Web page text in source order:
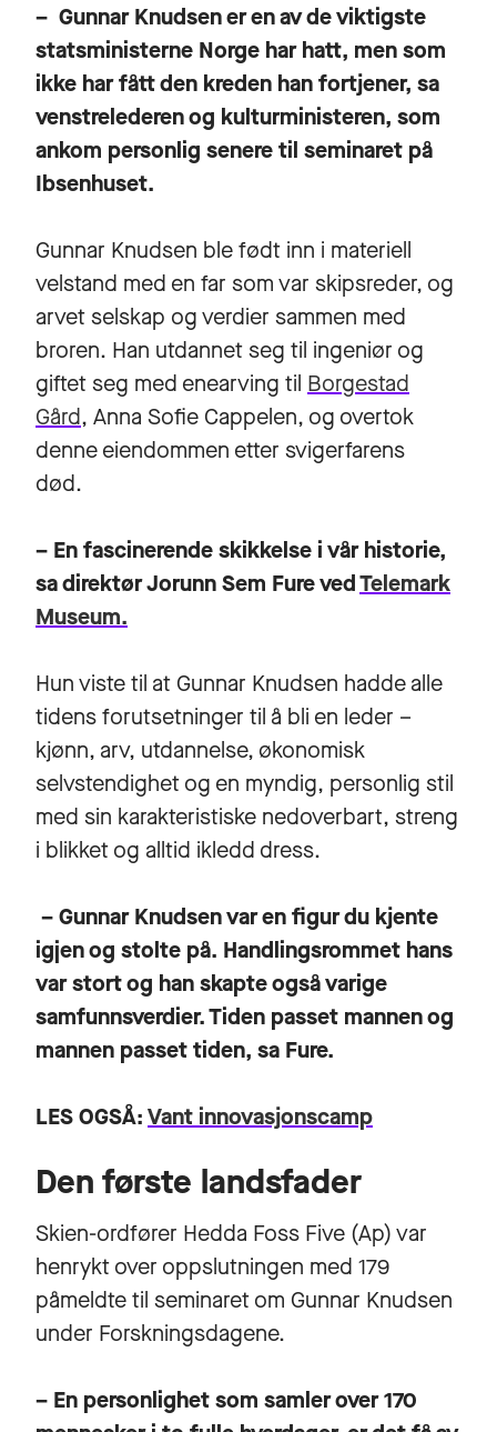
– Gunnar Knudsen er en av de viktigste
statsministerne Norge har hatt, men som
ikke har fått den kreden han fortjener, sa
venstrelederen og kulturministeren, som
ankom personlig senere til seminaret på
Ibsenhuset.
Gunnar Knudsen ble født inn i materiell
velstand med en far som var skipsreder, og
arvet selskap og verdier sammen med
broren. Han utdannet seg til ingeniør og
giftet seg med enearving til Borgestad
Gård, Anna Sofie Cappelen, og overtok
denne eiendommen etter svigerfarens
død.
– En fascinerende skikkelse i vår historie,
sa direktør Jorunn Sem Fure vedTelemark
Museum.
Hun viste til at Gunnar Knudsen hadde alle
tidens forutsetninger til å bli en leder –
kjønn, arv, utdannelse, økonomisk
selvstendighet og en myndig, personlig stil
med sin karakteristiske nedoverbart, streng
i blikket og alltid ikledd dress.
– Gunnar Knudsen var en figur du kjente
igjen og stolte på. Handlingsrommet hans
var stort og han skapte også varige
samfunnsverdier. Tiden passet mannen og
mannen passet tiden, sa Fure.
LES OGSÅ:Vant innovasjonscamp
Den første landsfader
Skien-ordfører Hedda Foss Five (Ap) var
henrykt over oppslutningen med 179
påmeldte til seminaret om Gunnar Knudsen
under Forskningsdagene.
– En personlighet som samler over 170